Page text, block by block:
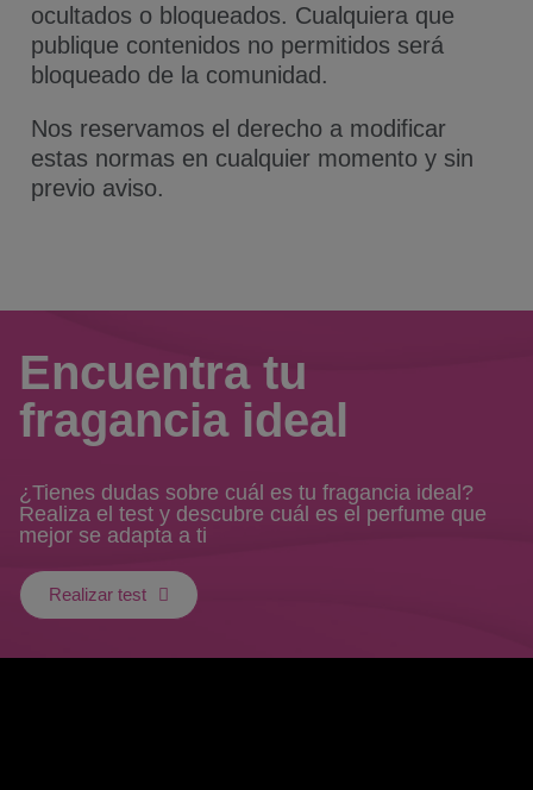
ocultados o bloqueados. Cualquiera que
publique contenidos no permitidos será
bloqueado de la comunidad.
Nos reservamos el derecho a modificar
estas normas en cualquier momento y sin
previo aviso.
Encuentra tu
fragancia ideal
¿Tienes dudas sobre cuál es tu fragancia ideal?
Realiza el test y descubre cuál es el perfume que
mejor se adapta a ti
Realizar test